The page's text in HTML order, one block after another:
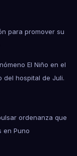
para promover su
El Niño en el
del hospital de Juli.
ordenanza que
en Puno